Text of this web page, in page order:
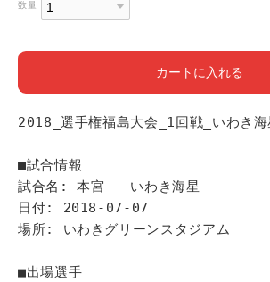
数量
カートに入れる
2018_選手権福島大会_1回戦_いわき
■試合情報
試合名: 本宮 - いわき海星
日付: 2018-07-07
場所: いわきグリーンスタジアム
■出場選手